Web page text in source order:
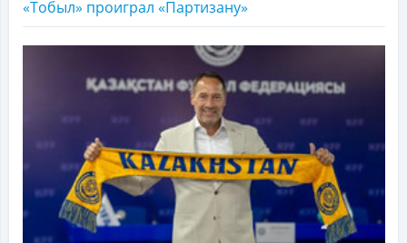
«Тобыл» проиграл «Партизану»